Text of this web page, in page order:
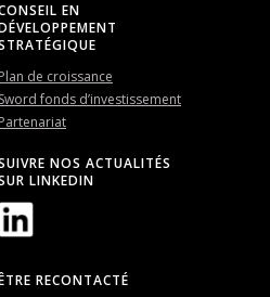
EN
Plan de croissance
Sword fonds d’investissement
Partenariat
NOS ACTUALITÉS
LINKEDIN
RECONTACTÉ